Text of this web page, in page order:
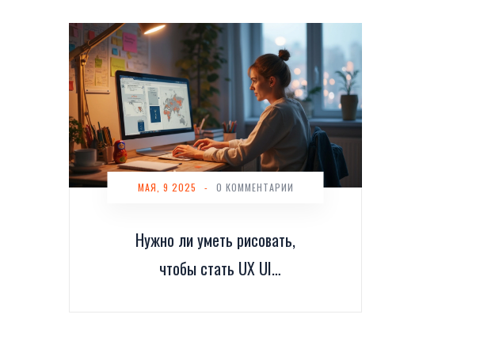
Нужно ли уметь рисовать,
чтобы стать UX UI
МАЯ, 9 2025 - 0 КОММЕНТАРИИ